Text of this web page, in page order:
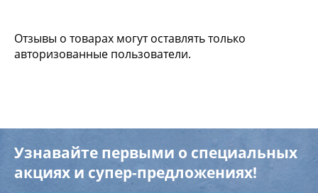
Отзывы о товарах могут оставлять только
авторизованные пользователи.
Узнавайте первыми о специальных
акциях и супер-предложениях!